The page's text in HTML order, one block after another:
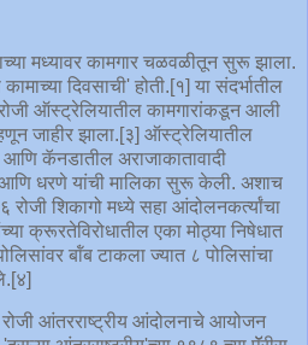
मध्यावर कामगार चळवळीतून सुरू झाला.
दिवसाची' होती.[१] या संदर्भातील
ऑस्ट्रेलियातील कामगारांकडून आली
जाहीर झाला.[३] ऑस्ट्रेलियातील
आणि कॅनडातील अराजाकातावादी
आणि धरणे यांची मालिका सुरू केली. अशाच
रोजी शिकागो मध्ये सहा आंदोलनकर्त्यांचा
क्रूरतेविरोधातील एका मोठ्या निषेधात
बॉंब टाकला ज्यात ८ पोलिसांचा
आंतरराष्ट्रीय आंदोलनाचे आयोजन